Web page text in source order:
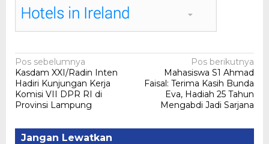
Navigasi
pos
Pos sebelumnya
Kasdam XXI/Radin Inten
Hadiri Kunjungan Kerja
Komisi VII DPR RI di
Provinsi Lampung
Pos berikutnya
Mahasiswa S1 Ahmad
Faisal: Terima Kasih Bunda
Eva, Hadiah 25 Tahun
Mengabdi Jadi Sarjana
Jangan Lewatkan